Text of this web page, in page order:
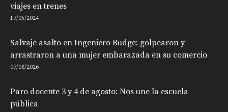
viajes en trenes
17/05/2024
Salvaje asalto en Ingeniero Budge: golpearon y
arrastraron a una mujer embarazada en su comercio
07/08/2026
Paro docente 3 y 4 de agosto: Nos une la escuela
pública